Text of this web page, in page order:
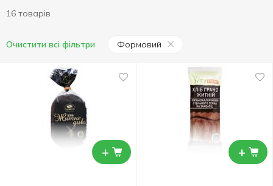
16 товарів
Очистити всі фільтри Формовий
+ +